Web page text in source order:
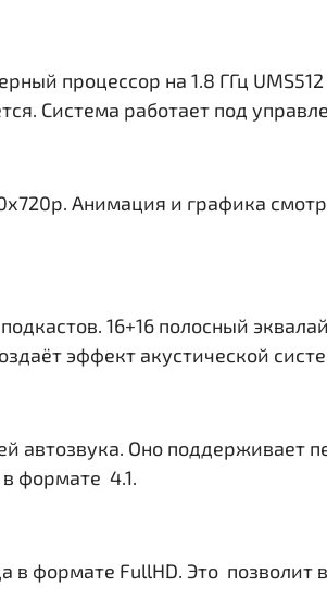
процессор на 1.8 ГГц
Система работает под
Анимация и графика
16+16 полосный
эффект акустической
автозвука. Оно поддерживает
формате 4.1.
в формате FullHD. Это